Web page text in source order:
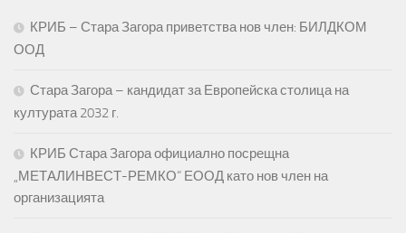
КРИБ – Стара Загора приветства нов член: БИЛДКОМ
ООД
Стара Загора – кандидат за Европейска столица на
културата 2032 г.
КРИБ Стара Загора официално посрещна
„МЕТАЛИНВЕСТ-РЕМКО“ ЕООД като нов член на
организацията